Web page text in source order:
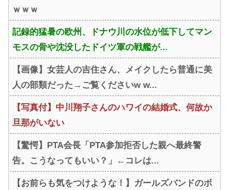
ｗｗｗ
記録的猛暑の欧州、ドナウ川の水位が低下してマン
モスの骨や沈没したドイツ軍の戦艦が...
【画像】女芸人の吉住さん、メイクしたら普通に美
人の部類だった→ご覧くださいw w...
【写真付】中川翔子さんのハワイの結婚式、何故か
旦那がいない
【驚愕】PTA会長「PTA参加拒否した親へ最終警
告。こうなってもいい？」←コレは...
【お前らも気をつけような！】ガールズバンドのボ